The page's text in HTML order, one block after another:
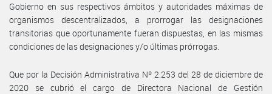
Gobierno en sus respectivos ámbitos y autoridades máximas de
organismos descentralizados, a prorrogar las designaciones
transitorias que oportunamente fueran dispuestas, en las mismas
condiciones de las designaciones y/o últimas prórrogas.
Que por la Decisión Administrativa Nº 2.253 del 28 de diciembre de
2020 se cubrió el cargo de Directora Nacional de Gestión